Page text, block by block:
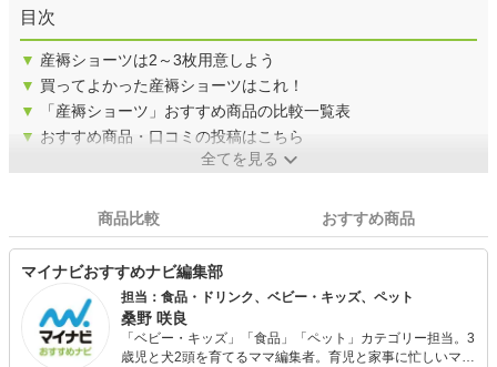
目次
▼ 産褥ショーツは2～3枚用意しよう
▼ 買ってよかった産褥ショーツはこれ！
▼
「産褥ショーツ」おすすめ商品の比較一覧表
▼ おすすめ商品・口コミの投稿はこちら
全てを見る
商品比較 おすすめ商品
マイナビおすすめナビ編集部
担当：食品・ドリンク、ベビー・キッズ、ペット
桑野 咲良
「ベビー・キッズ」「食品」「ペット」カテゴリー担当。3
歳児と犬2頭を育てるママ編集者。育児と家事に忙しいママ